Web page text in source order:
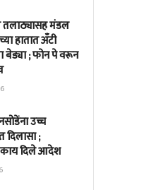
तलाठ्यासह मंडल
हातात अँटी
बेड्या ; फोन पे वरून
उच्च
दिलासा ;
काय दिले आदेश